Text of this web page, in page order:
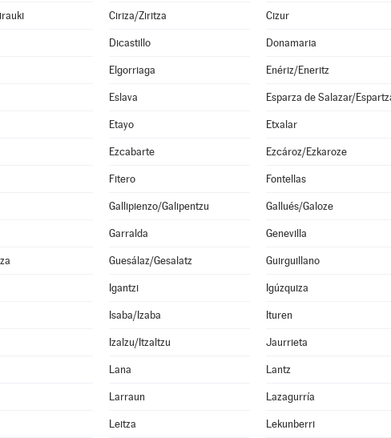
Ciriza/Ziritza Cizur
Dicastillo Donamaria
Elgorriaga Enériz/Eneritz
Eslava
Etayo Etxalar
Ezcabarte Ezcároz/Ezkaroze
Fitero Fontellas
Gallipienzo/Galipentzu Gallués/Galoze
Garralda Genevilla
Guesálaz/Gesalatz Guirguillano
Igantzi Igúzquiza
Isaba/Izaba Ituren
Izalzu/Itzaltzu Jaurrieta
Lana Lantz
Larraun Lazagurría
Leitza Lekunberri